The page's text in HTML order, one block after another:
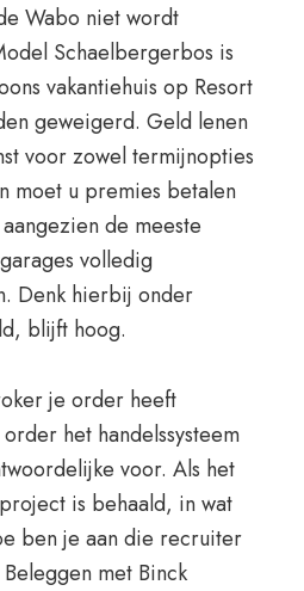
Wabo niet wordt
Schaelbergerbos is
vakantiehuis op Resort
geweigerd. Geld lenen
voor zowel termijnopties
moet u premies betalen
de meeste
volledig
Denk hierbij onder
blijft hoog.
je order heeft
het handelssysteem
voor. Als het
is behaald, in wat
ben je aan die recruiter
met Binck